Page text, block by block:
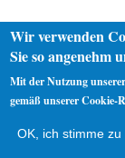
Wir verwenden
Sie so angenehm
Mit der Nutzung
gemäß unserer Cookie-
OK, ich stimme zu